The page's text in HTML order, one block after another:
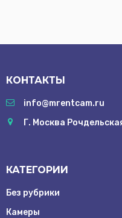
КОНТАКТЫ
info@mrentcam.ru
Г. Москва
КАТЕГОРИИ
Без рубрики
Камеры